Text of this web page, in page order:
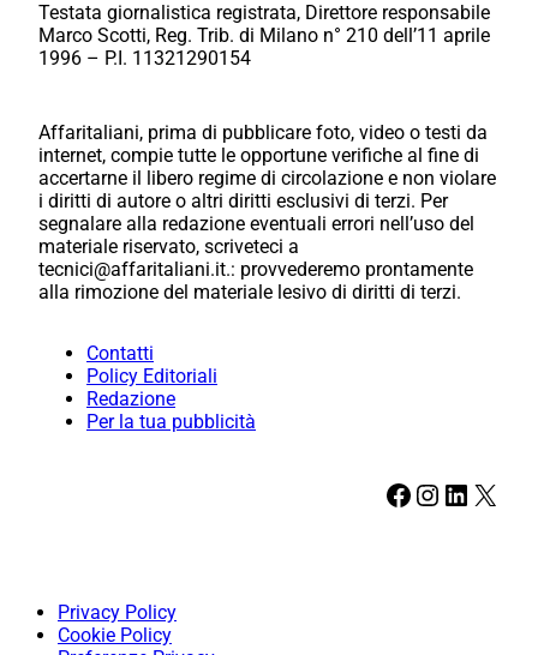
Testata giornalistica registrata, Direttore responsabile
Marco Scotti, Reg. Trib. di Milano n° 210 dell’11 aprile
1996 – P.I. 11321290154
Affaritaliani, prima di pubblicare foto, video o testi da
internet, compie tutte le opportune verifiche al fine di
accertarne il libero regime di circolazione e non violare
i diritti di autore o altri diritti esclusivi di terzi. Per
segnalare alla redazione eventuali errori nell’uso del
materiale riservato, scriveteci a
tecnici@affaritaliani.it.: provvederemo prontamente
alla rimozione del materiale lesivo di diritti di terzi.
Contatti
Policy Editoriali
Redazione
Per la tua pubblicità
Facebook Instagram LinkedIn X
Privacy Policy
Cookie Policy